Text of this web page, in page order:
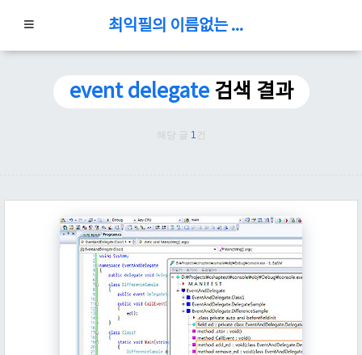
최익필의 이름없는 블로그
event delegate 검색 결과
해당 글 1 건